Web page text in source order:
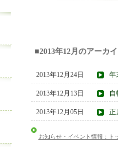
■2013年12月のアーカ
2013年12月24日 年
2013年12月13日
2013年12月05日 正
お知らせ・イベント情報：ト